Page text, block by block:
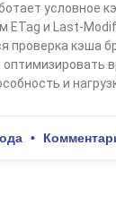
условное
ETag и Last-
проверка кэша
и